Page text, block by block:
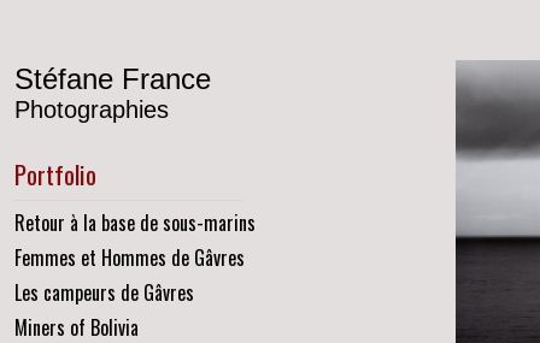
Stéfane France
Photographies
Portfolio
Retour à la base de sous-marins
Femmes et Hommes de Gâvres
Les campeurs de Gâvres
Miners of Bolivia